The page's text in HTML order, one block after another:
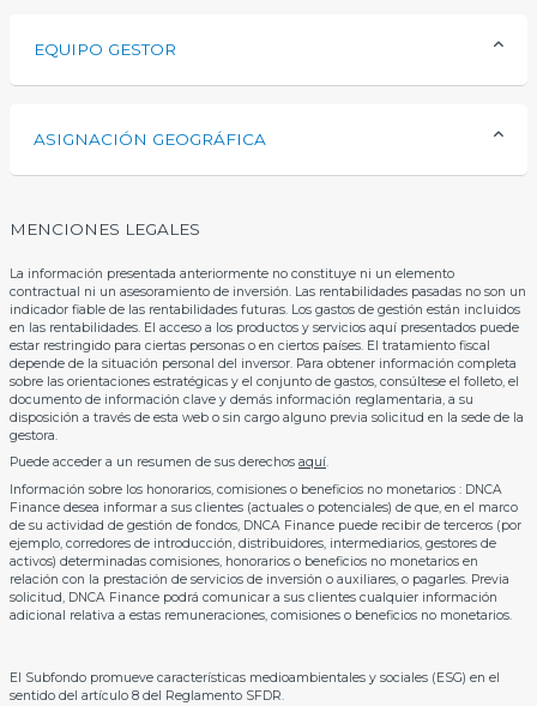
EQUIPO GESTOR
ASIGNACIÓN GEOGRÁFICA
MENCIONES LEGALES
La información presentada anteriormente no constituye ni un elemento
contractual ni un asesoramiento de inversión. Las rentabilidades pasadas no son un
indicador fiable de las rentabilidades futuras. Los gastos de gestión están incluidos
en las rentabilidades. El acceso a los productos y servicios aquí presentados puede
estar restringido para ciertas personas o en ciertos países. El tratamiento fiscal
depende de la situación personal del inversor. Para obtener información completa
sobre las orientaciones estratégicas y el conjunto de gastos, consúltese el folleto, el
documento de información clave y demás información reglamentaria, a su
disposición a través de esta web o sin cargo alguno previa solicitud en la sede de la
gestora.
Puede acceder a un resumen de sus derechos aquí.
Información sobre los honorarios, comisiones o beneficios no monetarios : DNCA
Finance desea informar a sus clientes (actuales o potenciales) de que, en el marco
de su actividad de gestión de fondos, DNCA Finance puede recibir de terceros (por
ejemplo, corredores de introducción, distribuidores, intermediarios, gestores de
activos) determinadas comisiones, honorarios o beneficios no monetarios en
relación con la prestación de servicios de inversión o auxiliares, o pagarles. Previa
solicitud, DNCA Finance podrá comunicar a sus clientes cualquier información
adicional relativa a estas remuneraciones, comisiones o beneficios no monetarios.
El Subfondo promueve características medioambientales y sociales (ESG) en el
sentido del artículo 8 del Reglamento SFDR.